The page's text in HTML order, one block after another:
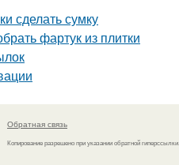
сделать сумку
фартук из плитки
Обратная связь
Копирование разрешено при указании обратной гиперссылки.